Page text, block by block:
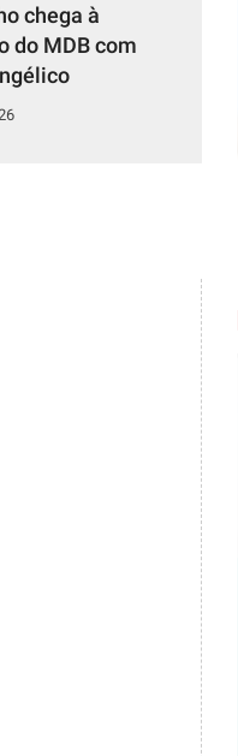
chega à
do MDB com